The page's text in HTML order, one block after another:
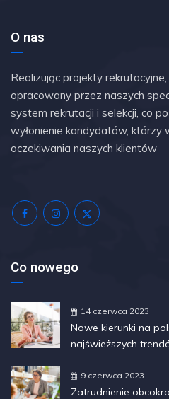
O nas
Realizując projekty
opracowany przez naszych
system rekrutacji i selekcji, co
wyłonienie kandydatów, którzy
oczekiwania naszych klientów
Co nowego
14 czerwca 2023
Nowe kierunki na
najświeższych
9 czerwca 2023
Zatrudnienie